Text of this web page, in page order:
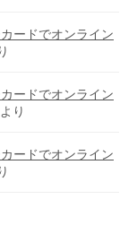
ードでオンライン
ードでオンライン
より
ードでオンライン